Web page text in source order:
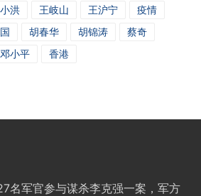
洪 王岐山 王沪宁
疫情
胡春华 胡锦涛
蔡奇
邓小平 香港
名军官参与谋杀李克强一案，军方